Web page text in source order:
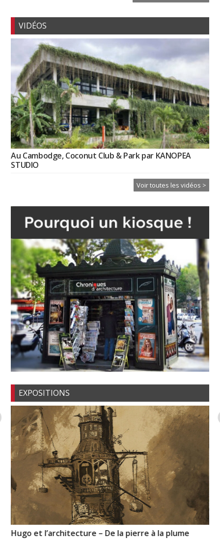
VIDÉOS
Au Cambodge, Coconut Club & Park par KANOPEA
STUDIO
Voir toutes les vidéos >
EXPOSITIONS
Hugo et l’architecture – De la pierre à la plume